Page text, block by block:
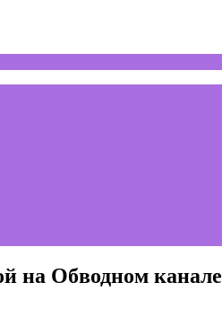
на Обводном канале